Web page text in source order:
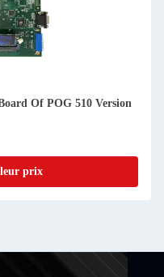
Of POG 510 Version
prix